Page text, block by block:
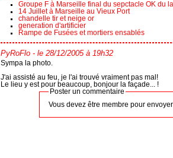
Groupe F à Marseille final du sepctacle OK du
14 Juillet à Marseille au Vieux Port
chandelle tir et neige or
generation d'artificier
Rampe de Fusées et mortiers ensablés
PyRoFlo - le 28/12/2005 à 19h32
Sympa la photo.
J'ai assisté au feu, je l'ai trouvé vraiment pas mal!
Le lieu y est pour beaucoup, bonjour la façade... !
Poster un commentaire
Vous devez être membre pour